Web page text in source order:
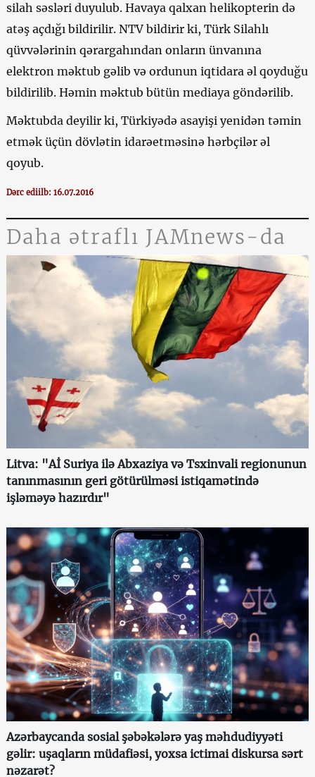
silah səsləri duyulub. Havaya qalxan helikopterin də
atəş açdığı bildirilir. NTV bildirir ki, Türk Silahlı
qüvvələrinin qərargahından onların ünvanına
elektron məktub gəlib və ordunun iqtidara əl qoyduğu
bildirilib. Həmin məktub bütün mediaya göndərilib.
Məktubda deyilir ki, Türkiyədə asayişi yenidən təmin
etmək üçün dövlətin idarəetməsinə hərbçilər əl
qoyub.
Dərc ediilb: 16.07.2016
Daha ətraflı JAMnews-da
Litva: "Aİ Suriya ilə Abxaziya və Tsxinvali regionunun
tanınmasının geri götürülməsi istiqamətində
işləməyə hazırdır"
Azərbaycanda sosial şəbəkələrə yaş məhdudiyyəti
gəlir: uşaqların müdafiəsi, yoxsa ictimai diskursa sərt
nəzarət?